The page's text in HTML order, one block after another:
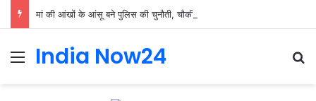
India Now24